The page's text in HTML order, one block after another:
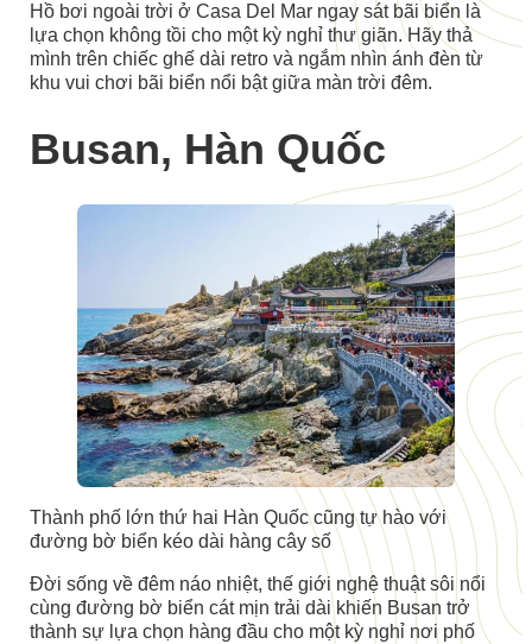
Hồ bơi ngoài trời ở Casa Del Mar ngay sát bãi biển là
lựa chọn không tồi cho một kỳ nghỉ thư giãn. Hãy thả
mình trên chiếc ghế dài retro và ngắm nhìn ánh đèn từ
khu vui chơi bãi biển nổi bật giữa màn trời đêm.
Busan, Hàn Quốc
Thành phố lớn thứ hai Hàn Quốc cũng tự hào với
đường bờ biển kéo dài hàng cây số
Đời sống về đêm náo nhiệt, thế giới nghệ thuật sôi nổi
cùng đường bờ biển cát mịn trải dài khiến Busan trở
thành sự lựa chọn hàng đầu cho một kỳ nghỉ nơi phố